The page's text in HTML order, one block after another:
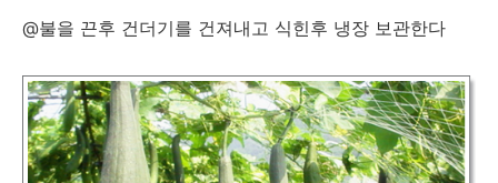
@불을 끈후 건더기를 건져내고 식힌후 냉장 보관한다